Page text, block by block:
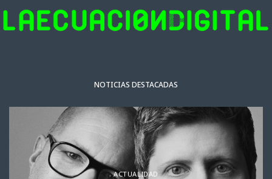
NOTICIAS DESTACADAS
ACTUALIDAD